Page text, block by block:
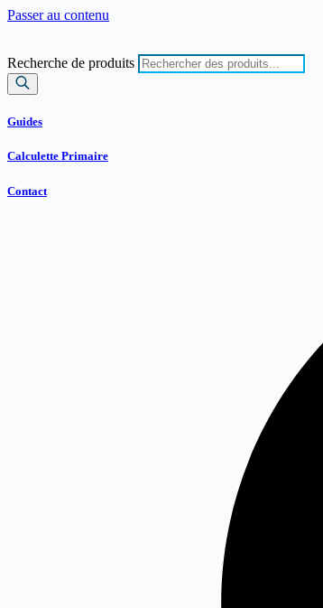
Passer au contenu
Recherche de produits
Guides
Calculette Primaire
Contact